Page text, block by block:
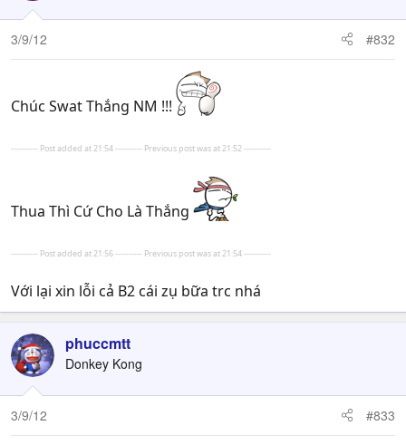
3/9/12 #832
Chúc Swat Thắng NM !!!
---------- Post added at 21:54 ---------- Previous post was at 21:52 ----------
Thua Thì Cứ Cho Là Thắng
---------- Post added at 21:56 ---------- Previous post was at 21:54 ----------
Với lại xin lỗi cả B2 cái zụ bữa trc nhá
phuccmtt
Donkey Kong
3/9/12 #833